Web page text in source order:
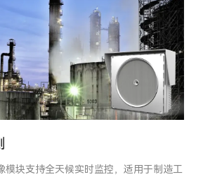
模块支持全天候实时监控，适用于制造工